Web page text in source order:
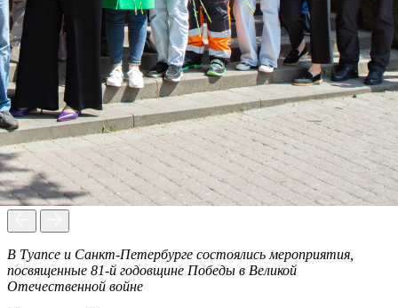
В Туапсе и Санкт-Петербурге состоялись мероприятия,
посвященные 81-й годовщине Победы в Великой
Отечественной войне